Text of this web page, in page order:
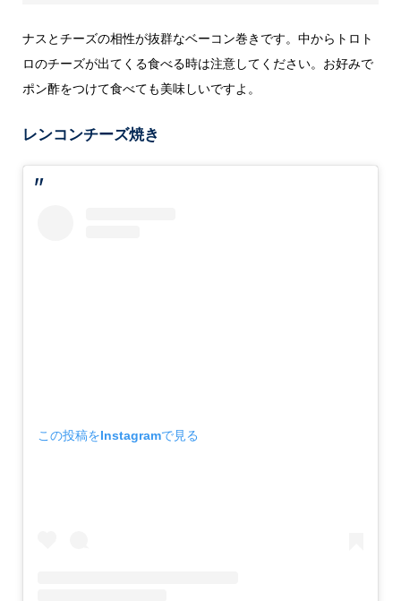
ナスとチーズの相性が抜群なベーコン巻きです。中からトロト
ロのチーズが出てくる食べる時は注意してください。お好みで
ポン酢をつけて食べても美味しいですよ。
レンコンチーズ焼き
この投稿をInstagramで見る